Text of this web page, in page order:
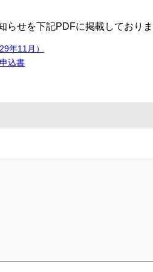
らせを下記PDFに掲載しており
年11月）
込書